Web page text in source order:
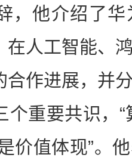
，他介绍了
在人工智能、
合作进展，并
个重要共识，
价值体现”。